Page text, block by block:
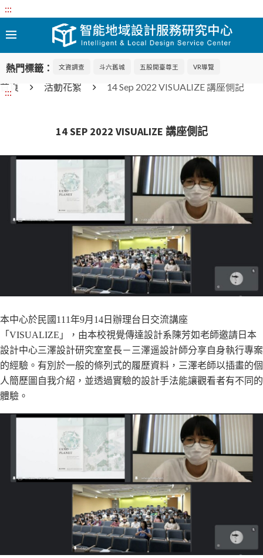
:::
熱門標籤： 文資調查 斗六舊城 五股開臺尊王 VR導覽
:::
首頁 活動花絮 14 Sep 2022 VISUALIZE 講座側記
14 SEP 2022 VISUALIZE 講座側記
本中心於民國111年9月14日辦理台日交流講座
「VISUALIZE」，由本校視覺傳達設計系陳芳如老師邀請日本
設計中心三澤設計研究室室長－三澤遥設計師分享自身執行專案
的經驗。有別於一般的條列式的履歷資料，三澤老師以插畫的個
人簡歷圖自我介紹，並透過實驗的設計手法能讓觀看者有不同的
體驗。